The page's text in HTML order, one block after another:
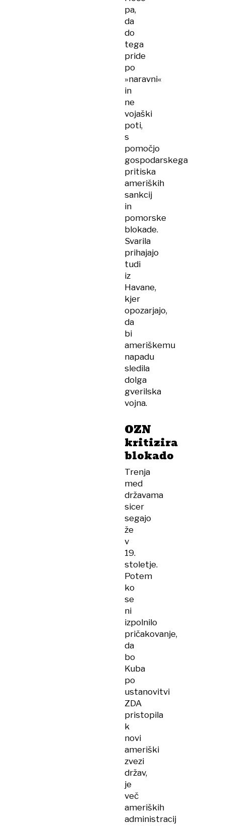
pa,
da
do
tega
pride
po
»naravni«
in
ne
vojaški
poti,
s
pomočjo
gospodarskega
pritiska
ameriških
sankcij
in
pomorske
blokade.
Svarila
prihajajo
tudi
iz
Havane,
kjer
opozarjajo,
da
bi
ameriškemu
napadu
sledila
dolga
gverilska
vojna.
OZN
kritizira
blokado
Trenja
med
državama
sicer
segajo
že
v
19.
stoletje.
Potem
ko
se
ni
izpolnilo
pričakovanje,
da
bo
Kuba
po
ustanovitvi
ZDA
pristopila
k
novi
ameriški
zvezi
držav,
je
več
ameriških
administracij